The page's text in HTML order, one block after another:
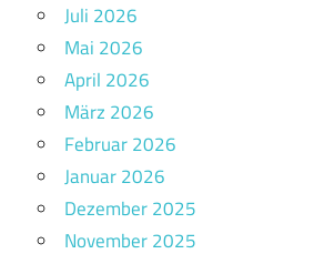
Juli 2026
Mai 2026
April 2026
März 2026
Februar 2026
Januar 2026
Dezember 2025
November 2025